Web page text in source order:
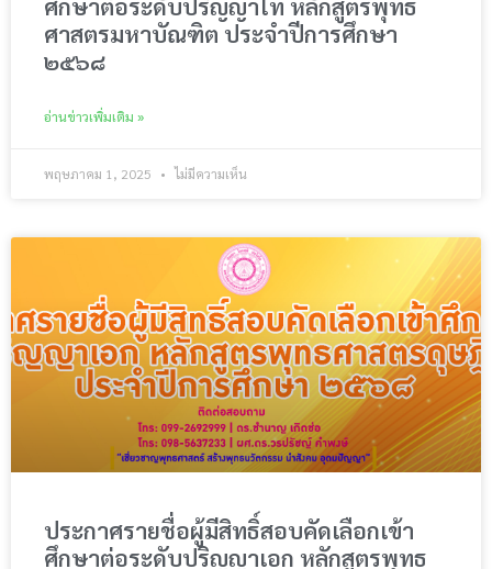
ศึกษาต่อระดับปริญญาโท หลักสูตรพุทธ
ศาสตรมหาบัณฑิต ประจำปีการศึกษา
๒๕๖๘
อ่านข่าวเพิ่มเติม »
พฤษภาคม 1, 2025 ไม่มีความเห็น
ประกาศรายชื่อผู้มีสิทธิ์สอบคัดเลือกเข้า
ศึกษาต่อระดับปริญญาเอก หลักสูตรพุทธ